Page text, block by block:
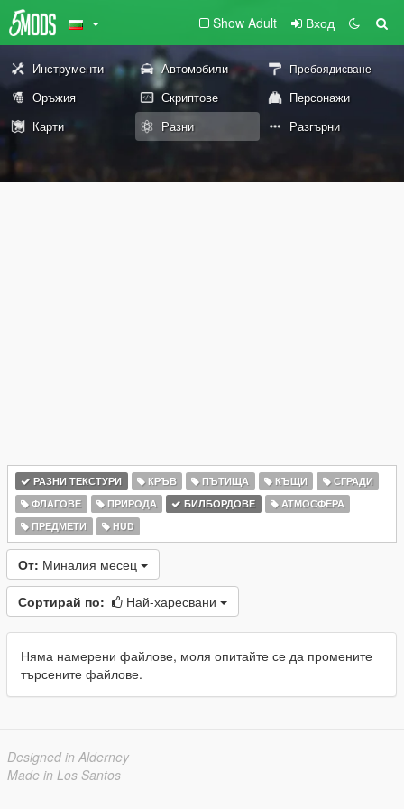
Show Adult Вход
Инструменти Автомобили Пребоядисване
Оръжия Скриптове
Персонажи
Карти
Разни Разгърни
РАЗНИ ТЕКСТУРИ КРЪВ ПЪТИЩА КЪЩИ
СГРАДИ
ФЛАГОВЕ
ПРИРОДА БИЛБОРДОВЕ
АТМОСФЕРА
ПРЕДМЕТИ
HUD
От: Миналия месец
Сортирай по: Най-харесвани
Няма намерени файлове, моля опитайте се да промените
търсените файлове.
Designed in Alderney
Made in Los Santos